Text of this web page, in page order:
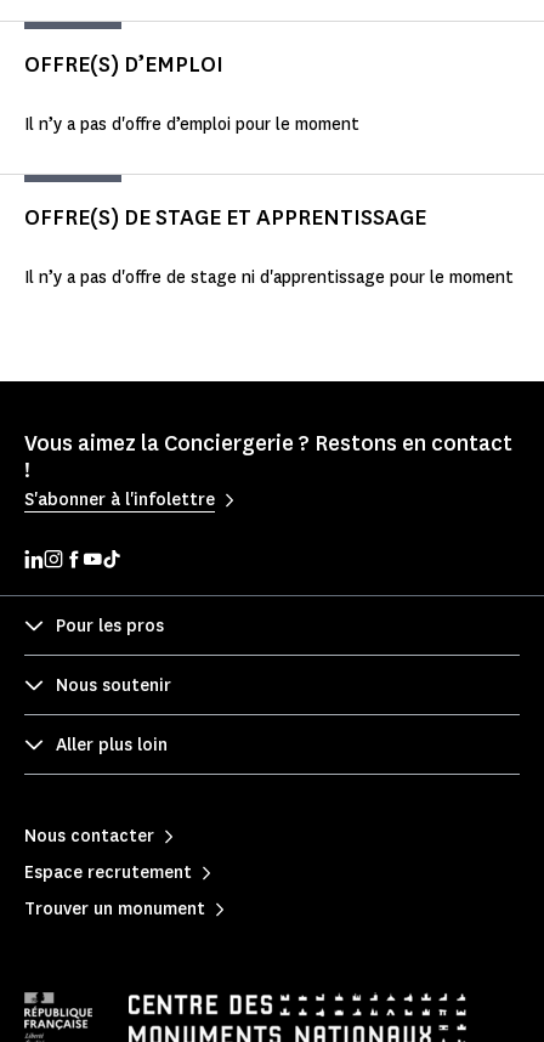
OFFRE(S) D’EMPLOI
Il n’y a pas d'offre d’emploi pour le moment
OFFRE(S) DE STAGE ET APPRENTISSAGE
Il n’y a pas d'offre de stage ni d'apprentissage pour le moment
Vous aimez la Conciergerie ? Restons en contact
!
S'abonner à l'infolettre
Pour les pros
Nous soutenir
Aller plus loin
Nous contacter
Espace recrutement
Trouver un monument